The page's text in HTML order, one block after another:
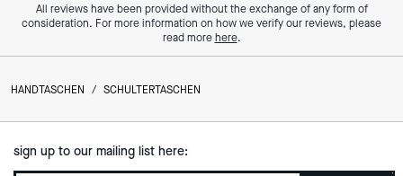
All reviews have been provided without the exchange of any form of
consideration. For more information on how we verify our reviews, please
read morehere.
HANDTASCHEN / SCHULTERTASCHEN
sign up to our mailing list here: